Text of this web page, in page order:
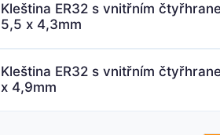
Kleština ER32 s vnitřním
5,5 x 4,3mm
Kleština ER32 s vnitřním
x 4,9mm